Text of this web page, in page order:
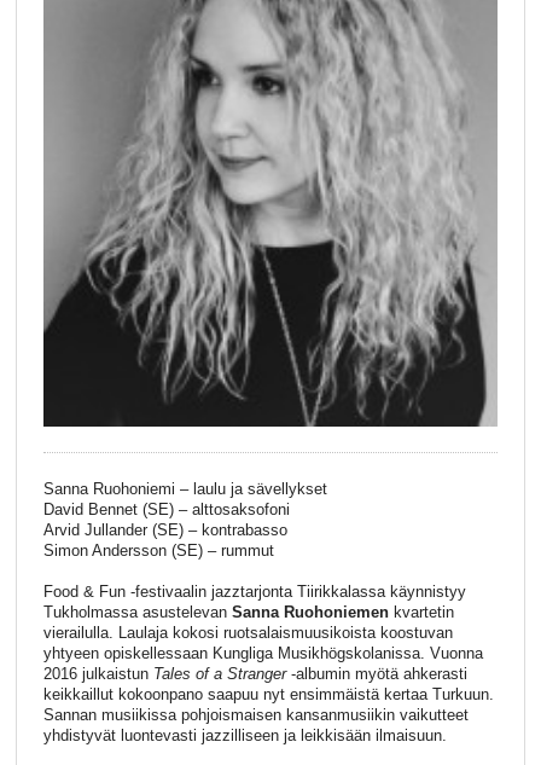
Sanna Ruohoniemi – laulu ja sävellykset
David Bennet (SE) – alttosaksofoni
Arvid Jullander (SE) – kontrabasso
Simon Andersson (SE) – rummut
Food & Fun -festivaalin jazztarjonta Tiirikkalassa käynnistyy
Tukholmassa asustelevan Sanna Ruohoniemenkvartetin
vierailulla. Laulaja kokosi ruotsalaismuusikoista koostuvan
yhtyeen opiskellessaan Kungliga Musikhögskolanissa. Vuonna
2016 julkaistun Tales of a Stranger-albumin myötä ahkerasti
keikkaillut kokoonpano saapuu nyt ensimmäistä kertaa Turkuun.
Sannan musiikissa pohjoismaisen kansanmusiikin vaikutteet
yhdistyvät luontevasti jazzilliseen ja leikkisään ilmaisuun.